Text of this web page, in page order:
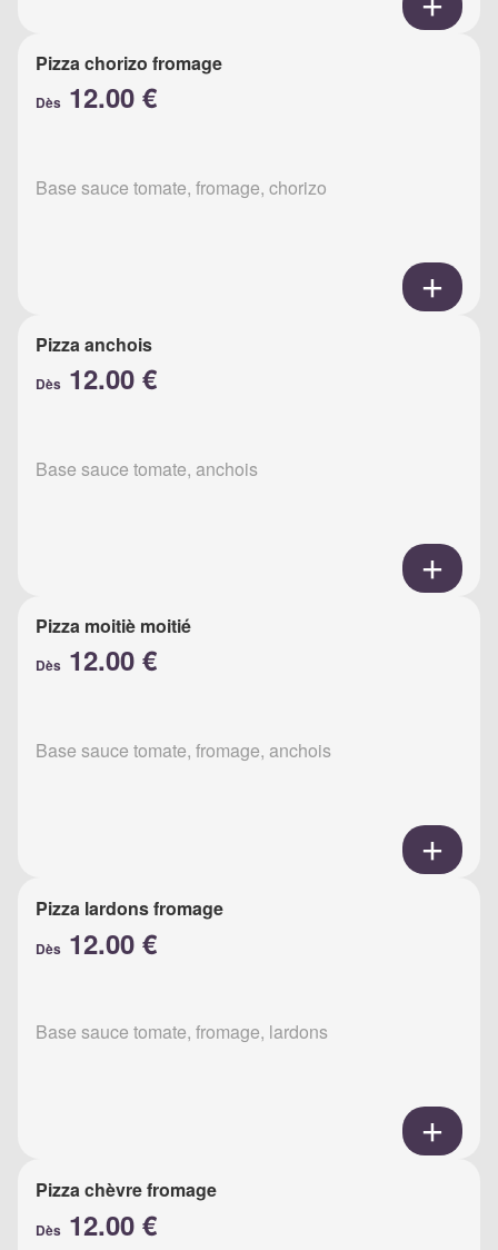
Pizza chorizo fromage
Dès 12.00 €
Base sauce tomate, fromage, chorizo
Pizza anchois
Dès 12.00 €
Base sauce tomate, anchois
Pizza moitiè moitié
Dès 12.00 €
Base sauce tomate, fromage, anchois
Pizza lardons fromage
Dès 12.00 €
Base sauce tomate, fromage, lardons
Pizza chèvre fromage
Dès 12.00 €